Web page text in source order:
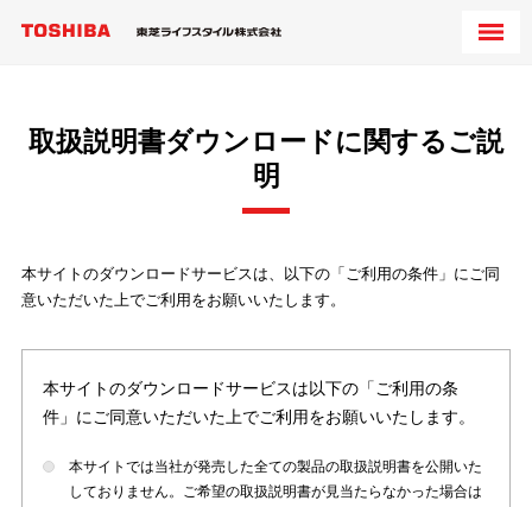
取扱説明書ダウンロードに関するご説
明
本サイトのダウンロードサービスは、以下の「ご利用の条件」にご同
意いただいた上でご利用をお願いいたします。
本サイトのダウンロードサービスは以下の「ご利用の条
件」にご同意いただいた上でご利用をお願いいたします。
本サイトでは当社が発売した全ての製品の取扱説明書を公開いた
しておりません。ご希望の取扱説明書が見当たらなかった場合は